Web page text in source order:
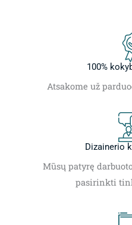
100%
Atsakome už
Dizainerio
Mūsų patyrę
pasirinkti